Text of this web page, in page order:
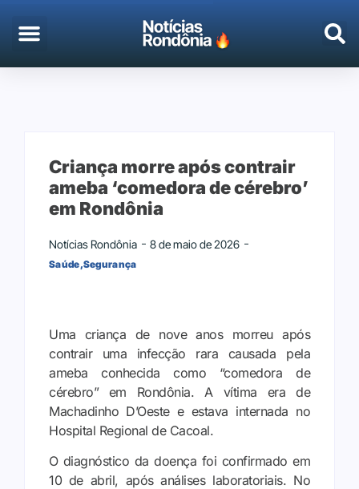
Criança morre após contrair
ameba ‘comedora de cérebro’
em Rondônia
Notícias Rondônia 8 de maio de 2026
Saúde,Segurança
Uma criança de nove anos morreu após
contrair uma infecção rara causada pela
ameba conhecida como “comedora de
cérebro” em Rondônia. A vítima era de
Machadinho D’Oeste e estava internada no
Hospital Regional de Cacoal.
O diagnóstico da doença foi confirmado em
10 de abril, após análises laboratoriais. No